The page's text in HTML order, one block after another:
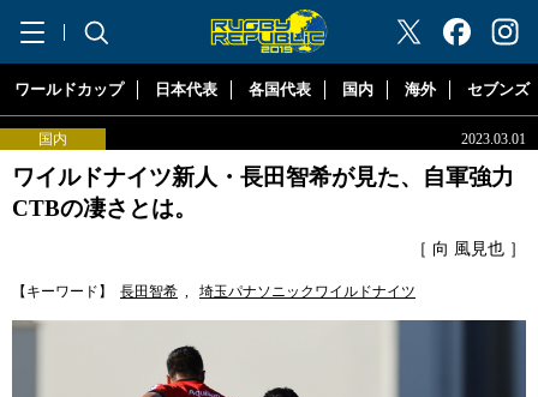
"ラグビーリパブリック"
ワールドカップ 日本代表 各国代表 国内 海外 セブンズ
国内 2023.03.01
ワイルドナイツ新人・長田智希が見た、自軍強力
CTBの凄さとは。
［ 向 風見也 ］
【キーワード】 長田智希 , 埼玉パナソニックワイルドナイツ